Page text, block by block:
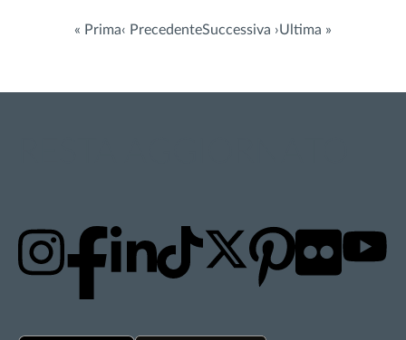
« Prima‹ PrecedenteSuccessiva ›Ultima »